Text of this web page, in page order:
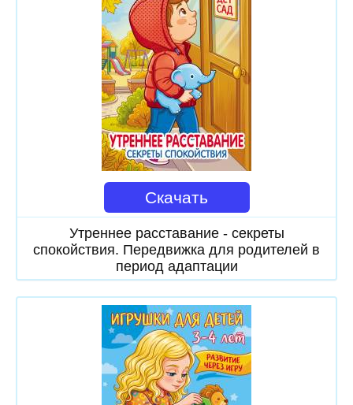
Скачать
Утреннее расставание - секреты
спокойствия. Передвижка для родителей в
период адаптации